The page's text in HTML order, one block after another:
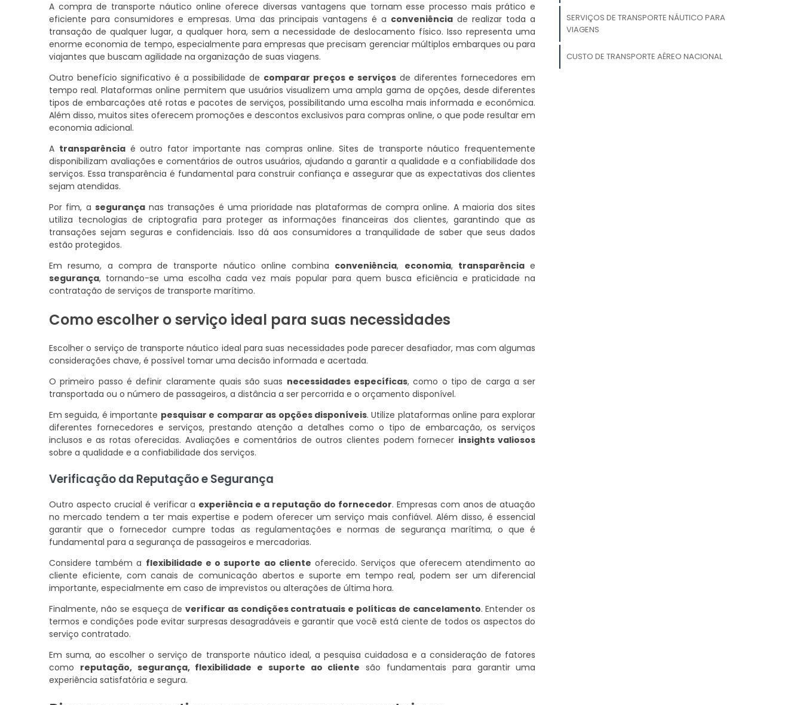
A compra de transporte náutico online oferece diversas vantagens que tornam esse processo mais prático e
eficiente para consumidores e empresas. Uma das principais vantagens é a conveniênciade realizar toda a
transação de qualquer lugar, a qualquer hora, sem a necessidade de deslocamento físico. Isso representa uma
enorme economia de tempo, especialmente para empresas que precisam gerenciar múltiplos embarques ou para
viajantes que buscam agilidade na organização de suas viagens.
Outro benefício significativo é a possibilidade de comparar preços e serviços de diferentes fornecedores em
tempo real. Plataformas online permitem que usuários visualizem uma ampla gama de opções, desde diferentes
tipos de embarcações até rotas e pacotes de serviços, possibilitando uma escolha mais informada e econômica.
Além disso, muitos sites oferecem promoções e descontos exclusivos para compras online, o que pode resultar em
economia adicional.
A transparênciaé outro fator importante nas compras online. Sites de transporte náutico frequentemente
disponibilizam avaliações e comentários de outros usuários, ajudando a garantir a qualidade e a confiabilidade dos
serviços. Essa transparência é fundamental para construir confiança e assegurar que as expectativas dos clientes
sejam atendidas.
Por fim, a segurançanas transações é uma prioridade nas plataformas de compra online. A maioria dos sites
utiliza tecnologias de criptografia para proteger as informações financeiras dos clientes, garantindo que as
transações sejam seguras e confidenciais. Isso dá aos consumidores a tranquilidade de saber que seus dados
estão protegidos.
Em resumo, a compra de transporte náutico online combina conveniência, economia, transparência e
segurança, tornando-se uma escolha cada vez mais popular para quem busca eficiência e praticidade na
contratação de serviços de transporte marítimo.
Como escolher o serviço ideal para suas necessidades
Escolher o serviço de transporte náutico ideal para suas necessidades pode parecer desafiador, mas com algumas
considerações chave, é possível tomar uma decisão informada e acertada.
O primeiro passo é definir claramente quais são suas necessidades específicas, como o tipo de carga a ser
transportada ou o número de passageiros, a distância a ser percorrida e o orçamento disponível.
Em seguida, é importante pesquisar e comparar as opções disponíveis. Utilize plataformas online para explorar
diferentes fornecedores e serviços, prestando atenção a detalhes como o tipo de embarcação, os serviços
inclusos e as rotas oferecidas. Avaliações e comentários de outros clientes podem fornecer insights valiosos
sobre a qualidade e a confiabilidade dos serviços.
Verificação da Reputação e Segurança
Outro aspecto crucial é verificar a experiência e a reputação do fornecedor. Empresas com anos de atuação
no mercado tendem a ter mais expertise e podem oferecer um serviço mais confiável. Além disso, é essencial
garantir que o fornecedor cumpre todas as regulamentações e normas de segurança marítima, o que é
fundamental para a segurança de passageiros e mercadorias.
Considere também a flexibilidade e o suporte ao cliente oferecido. Serviços que oferecem atendimento ao
cliente eficiente, com canais de comunicação abertos e suporte em tempo real, podem ser um diferencial
importante, especialmente em caso de imprevistos ou alterações de última hora.
Finalmente, não se esqueça deverificar as condições contratuais e políticas de cancelamento. Entender os
termos e condições pode evitar surpresas desagradáveis e garantir que você está ciente de todos os aspectos do
serviço contratado.
Em suma, ao escolher o serviço de transporte náutico ideal, a pesquisa cuidadosa e a consideração de fatores
como reputação, segurança, flexibilidade e suporte ao cliente são fundamentais para garantir uma
experiência satisfatória e segura.
SERVIÇOS DE TRANSPORTE NÁUTICO PARA
VIAGENS
CUSTO DE TRANSPORTE AÉREO NACIONAL